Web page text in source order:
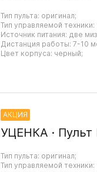
Тип пульта: оригинал;
Тип управляемой техники:
Источник питания: две
Дистанция работы: 7-10
Цвет корпуса: черный;
АКЦИЯ
УЦЕНКА · Пульт
Тип пульта: оригинал;
Тип управляемой техники: